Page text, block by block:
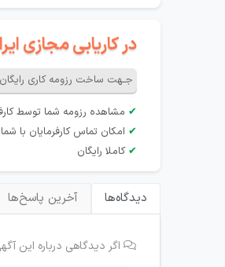
در کاریابی مجازی
جـهت ساخت رزومه کاری رایگان
✔ مشاهده رزومه شما توسط
✔ امکان تماس کارفرمایان با شما
✔ کاملا رایگان
دیدگاه‌ها آخرین پاسخ‌ها
اگر دیدگاهی درباره این